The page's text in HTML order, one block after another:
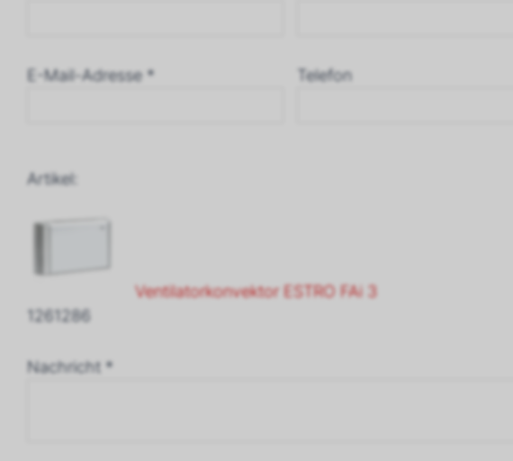
E-Mail-Adresse * Telefon
Artikel:
Ventilatorkonvektor ESTRO FAi 3
1261286
Nachricht *